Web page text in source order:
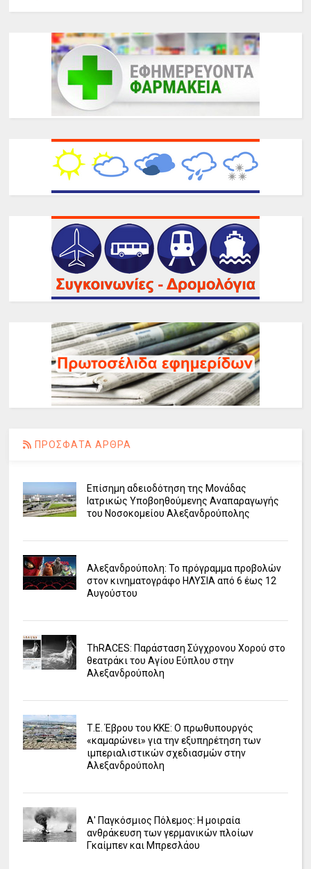
ΠΡΟΣΦΑΤΑ ΑΡΘΡΑ
Επίσημη αδειοδότηση της Μονάδας
Ιατρικώς Υποβοηθούμενης Αναπαραγωγής
του Νοσοκομείου Αλεξανδρούπολης
Αλεξανδρούπολη: Το πρόγραμμα προβολών
στον κινηματογράφο ΗΛΥΣΙΑ από 6 έως 12
Αυγούστου
ΤhRACES: Παράσταση Σύγχρονου Χορού στο
θεατράκι του Αγίου Εύπλου στην
Αλεξανδρούπολη
Τ.Ε. Έβρου του ΚΚΕ: Ο πρωθυπουργός
«καμαρώνει» για την εξυπηρέτηση των
ιμπεριαλιστικών σχεδιασμών στην
Αλεξανδρούπολη
Α' Παγκόσμιος Πόλεμος: Η μοιραία
ανθράκευση των γερμανικών πλοίων
Γκαίμπεν και Μπρεσλάου